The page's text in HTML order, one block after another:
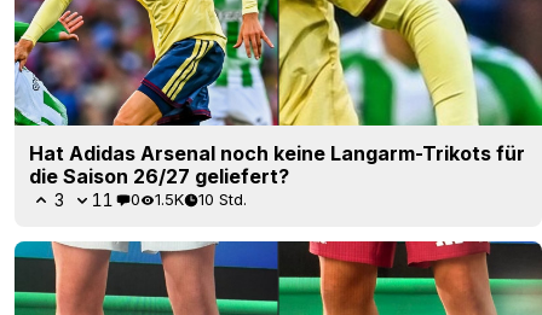
Hat Adidas Arsenal noch keine Langarm-Trikots für
die Saison 26/27 geliefert?
3 11 0 1.5K 10 Std.